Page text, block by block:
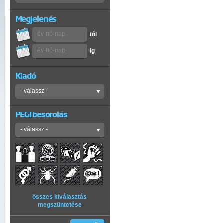
Megjelenés
tól
ig
Kiadó
PEGI besorolás
összes kiválasztás
megszüntetése